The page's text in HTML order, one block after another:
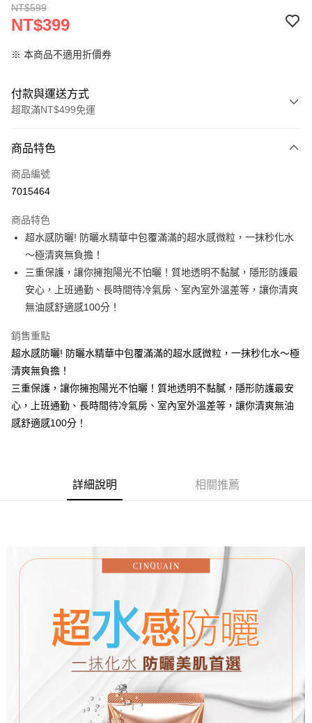
NT$599
NT$399
※ 本商品不適用折價券
付款與運送方式
超取滿NT$499免運
信用卡一次付款
超商取貨付款
Apple Pay
街口支付
悠遊付
ATM付款
全家取貨付款
每筆NT$85，滿NT$499(含以上)免運費
付款後全家取貨
每筆NT$85，滿NT$499(含以上)免運費
付款後7-11取貨
每筆NT$85，滿NT$499(含以上)免運費
商品特色
商品編號
7015464
商品特色
超水感防曬! 防曬水精華中包覆滿滿的超水感微粒，一抹秒化水
～極清爽無負擔！
三重保護，讓你擁抱陽光不怕曬！質地透明不黏膩，隱形防護最
安心，上班通勤、長時間待冷氣房、室內室外溫差等，讓你清爽
無油感舒適感100分！
銷售重點
超水感防曬! 防曬水精華中包覆滿滿的超水感微粒，一抹秒化水～極
清爽無負擔！
三重保護，讓你擁抱陽光不怕曬！質地透明不黏膩，隱形防護最安
心，上班通勤、長時間待冷氣房、室內室外溫差等，讓你清爽無油
感舒適感100分！
詳細說明 相關推薦